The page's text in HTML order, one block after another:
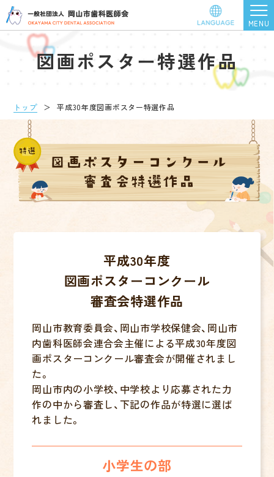
図画ポスター特選作品
トップ ＞ 平成30年度図画ポスター特選作品
平成30年度
図画ポスターコンクール
審査会特選作品
岡山市教育委員会、岡山市学校保健会、岡山市
内歯科医師会連合会主催による平成30年度図
画ポスターコンクール審査会が開催されまし
た。
岡山市内の小学校、中学校より応募された力
作の中から審査し、下記の作品が特選に選ば
れました。
小学生の部